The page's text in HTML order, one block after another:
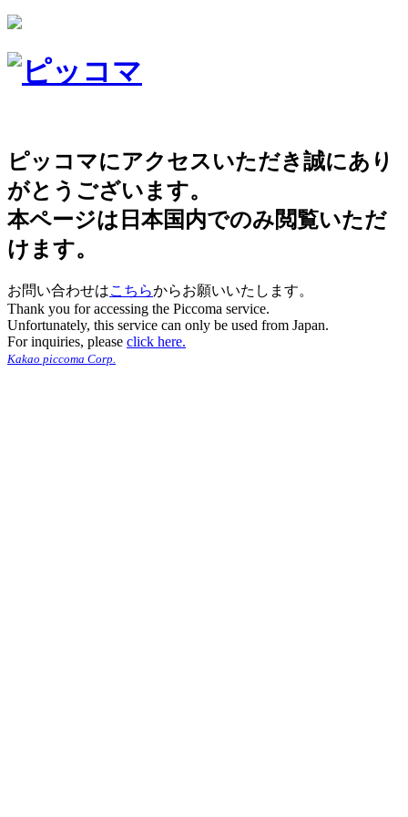
ピッコマにアクセスいただき誠にあり
がとうございます。
本ページは日本国内でのみ閲覧いただ
けます。
お問い合わせはこちらからお願いいたします。
Thank you for accessing the Piccoma service.
Unfortunately, this service can only be used from Japan.
For inquiries, please click here.
Kakao piccoma Corp.